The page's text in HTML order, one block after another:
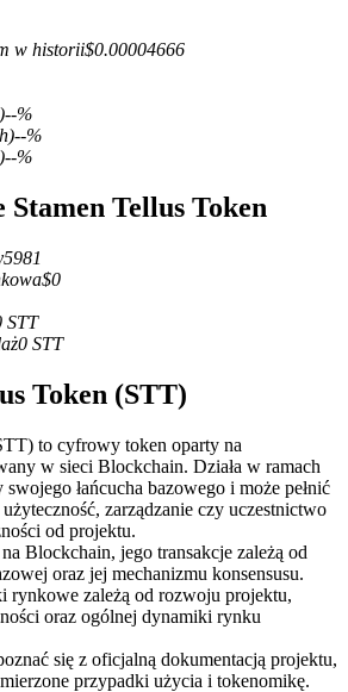
COIN-M
na kryptowaluty
na USDC
USDC jako zabezpieczenie
w historii$0.00004666
--%
--%
--%
Stamen Tellus Token
5981
$0
STT
0 STT
Token (STT)
to cyfrowy token oparty na
w sieci Blockchain. Działa w ramach
łańcucha bazowego i może pełnić
zarządzanie czy uczestnictwo
od projektu.
Blockchain, jego transakcje zależą od
oraz jej mechanizmu konsensusu.
rynkowe zależą od rozwoju projektu,
oraz ogólnej dynamiki rynku
się z oficjalną dokumentacją projektu,
przypadki użycia i tokenomikę.